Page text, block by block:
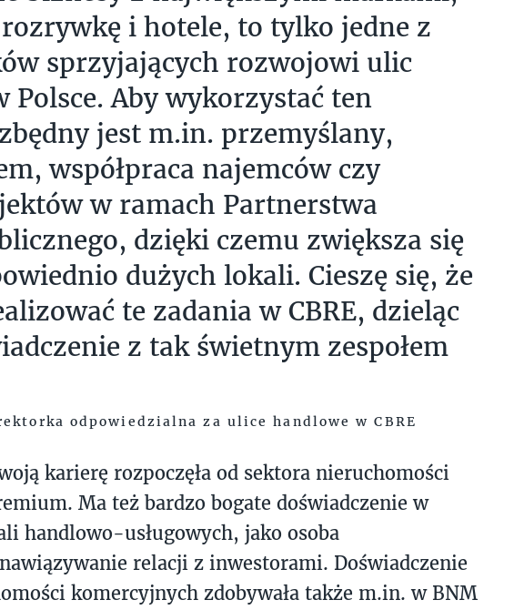
i hotele, to tylko jedne z
sprzyjających rozwojowi ulic
Polsce. Aby wykorzystać ten
jest m.in. przemyślany,
współpraca najemców czy
w ramach Partnerstwa
dzięki czemu zwiększa się
dużych lokali. Cieszę się, że
te zadania w CBRE, dzieląc
z tak świetnym zespołem
odpowiedzialna za ulice handlowe w CBRE
karierę rozpoczęła od sektora nieruchomości
Ma też bardzo bogate doświadczenie w
handlowo-usługowych, jako osoba
relacji z inwestorami. Doświadczenie
komercyjnych zdobywała także m.in. w BNM